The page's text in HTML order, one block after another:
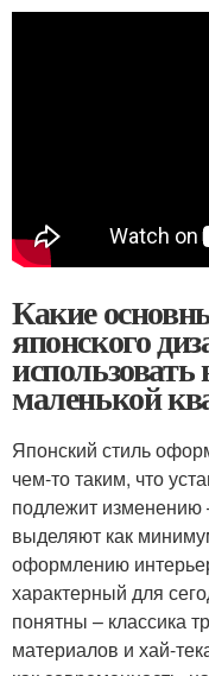
Какие
японского
маленькой
Японский стиль
чем-то таким, что
подлежит изменению
выделяют как
оформлению
характерный для
понятны – классика
материалов и хай-